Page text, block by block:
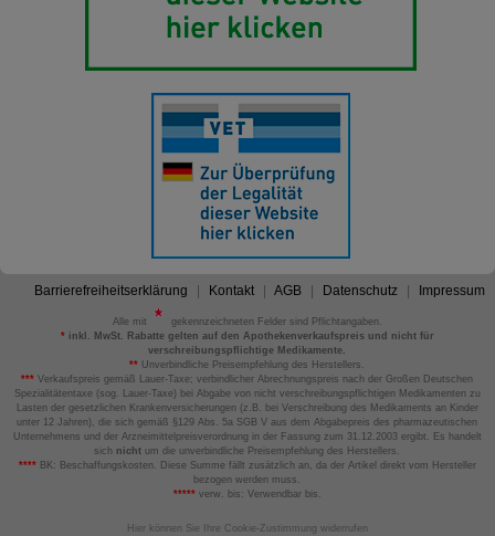
Barrierefreiheitserklärung Kontakt AGB Datenschutz Impressum
Alle mit
gekennzeichneten Felder sind Pflichtangaben.
*inkl. MwSt. Rabatte gelten auf den Apothekenverkaufspreis und nicht für
verschreibungspflichtige Medikamente.
** Unverbindliche Preisempfehlung des Herstellers.
*** Verkaufspreis gemäß Lauer-Taxe; verbindlicher Abrechnungspreis nach der Großen Deutschen
Spezialitätentaxe (sog. Lauer-Taxe) bei Abgabe von nicht verschreibungspflichtigen Medikamenten zu
Lasten der gesetzlichen Krankenversicherungen (z.B. bei Verschreibung des Medikaments an Kinder
unter 12 Jahren), die sich gemäß §129 Abs. 5a SGB V aus dem Abgabepreis des pharmazeutischen
Unternehmens und der Arzneimittelpreisverordnung in der Fassung zum 31.12.2003 ergibt. Es handelt
sich nicht um die unverbindliche Preisempfehlung des Herstellers.
****BK: Beschaffungskosten. Diese Summe fällt zusätzlich an, da der Artikel direkt vom Hersteller
bezogen werden muss.
*****verw. bis: Verwendbar bis.
Hier können Sie Ihre Cookie-Zustimmung widerrufen